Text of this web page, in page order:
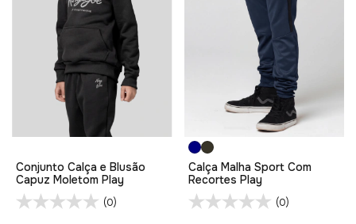
Conjunto Calça e Blusão
Capuz Moletom Play
(0)
Calça Malha Sport Com
Recortes Play
(0)